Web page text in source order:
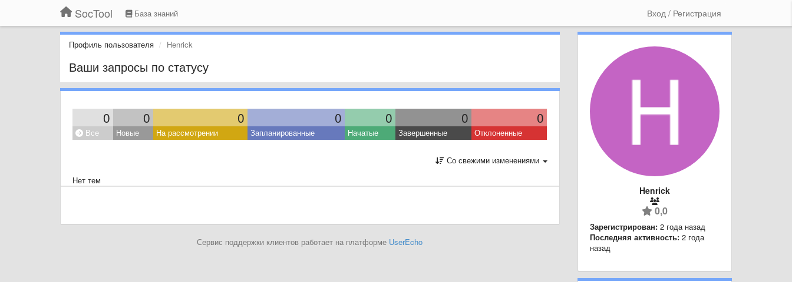
SocTool База знаний Вход / Регистрация
Профиль пользователя Henrick
Ваши запросы по статусу
0 0 0 0 0 0 0
Все Новые На рассмотрении Запланированные Начатые Завершенные Отклоненные
Со свежими изменениями
Нет тем
Сервис поддержки клиентов работает на платформе UserEcho
Henrick
0,0
Зарегистрирован: 2 года назад
Последняя активность: 2 года
назад